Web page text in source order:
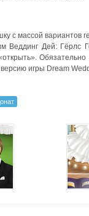
с массой вариантов
Веддинг Дей: Гёрлс
Обязательно
игры Dream